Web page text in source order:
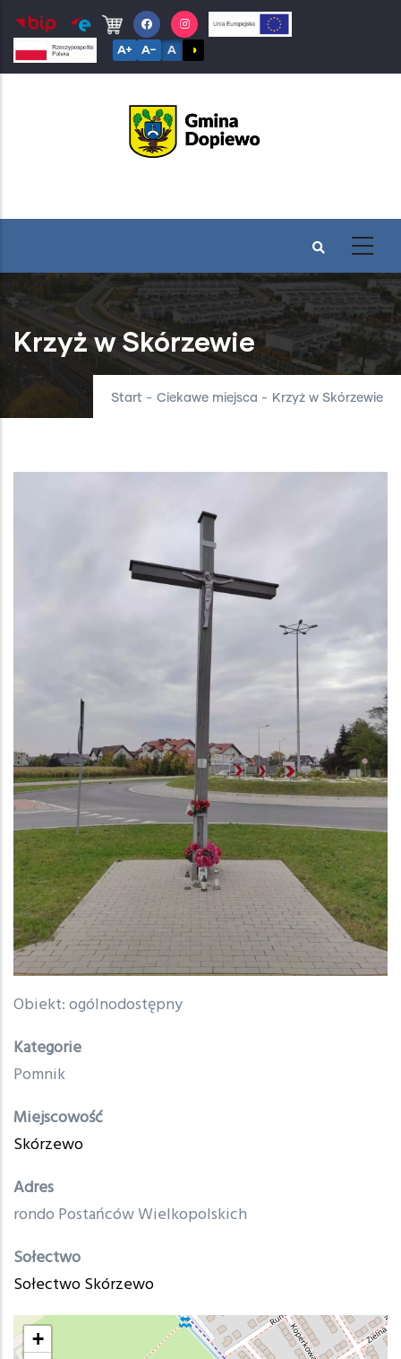
Przejdź
do
treści
A+ A− A ◑
Krzyż w Skórzewie
Start - Ciekawe miejsca - Krzyż w Skórzewie
Treść
Obiekt: ogólnodostępny
Kategorie
Pomnik
Miejscowość
Skórzewo
Adres
rondo Postańców Wielkopolskich
Sołectwo
Sołectwo Skórzewo
+